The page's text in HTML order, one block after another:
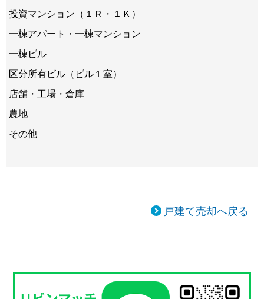
投資マンション（１Ｒ・１Ｋ）
一棟アパート・一棟マンション
一棟ビル
区分所有ビル（ビル１室）
店舗・工場・倉庫
農地
その他
戸建て売却へ戻る